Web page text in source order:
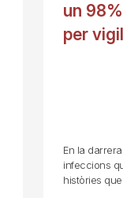
un
per
En la
infeccions
històries